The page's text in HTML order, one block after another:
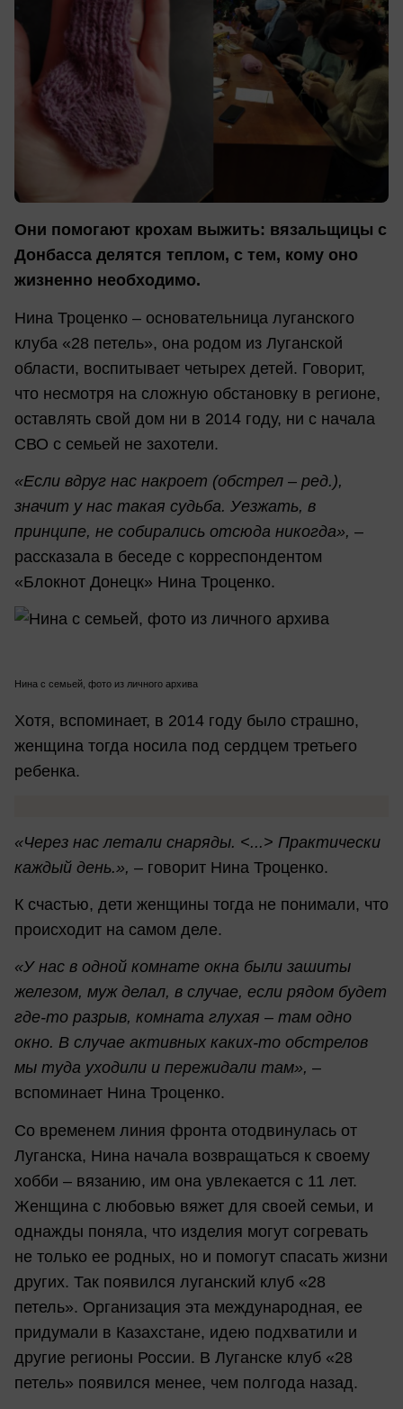
Они помогают крохам выжить: вязальщицы с
Донбасса делятся теплом, с тем, кому оно
жизненно необходимо.
Нина Троценко – основательница луганского
клуба «28 петель», она родом из Луганской
области, воспитывает четырех детей. Говорит,
что несмотря на сложную обстановку в регионе,
оставлять свой дом ни в 2014 году, ни с начала
СВО с семьей не захотели.
«Если вдруг нас накроет (обстрел – ред.),
значит у нас такая судьба. Уезжать, в
принципе, не собирались отсюда никогда», –
рассказала в беседе с корреспондентом
«Блокнот Донецк» Нина Троценко.
Нина с семьей, фото из личного архива
Хотя, вспоминает, в 2014 году было страшно,
женщина тогда носила под сердцем третьего
ребенка.
«Через нас летали снаряды. <...> Практически
каждый день.», – говорит Нина Троценко.
К счастью, дети женщины тогда не понимали, что
происходит на самом деле.
«У нас в одной комнате окна были зашиты
железом, муж делал, в случае, если рядом будет
где-то разрыв, комната глухая – там одно
окно. В случае активных каких-то обстрелов
мы туда уходили и пережидали там», –
вспоминает Нина Троценко.
Со временем линия фронта отодвинулась от
Луганска, Нина начала возвращаться к своему
хобби – вязанию, им она увлекается с 11 лет.
Женщина с любовью вяжет для своей семьи, и
однажды поняла, что изделия могут согревать
не только ее родных, но и помогут спасать жизни
других. Так появился луганский клуб «28
петель». Организация эта международная, ее
придумали в Казахстане, идею подхватили и
другие регионы России. В Луганске клуб «28
петель» появился менее, чем полгода назад.